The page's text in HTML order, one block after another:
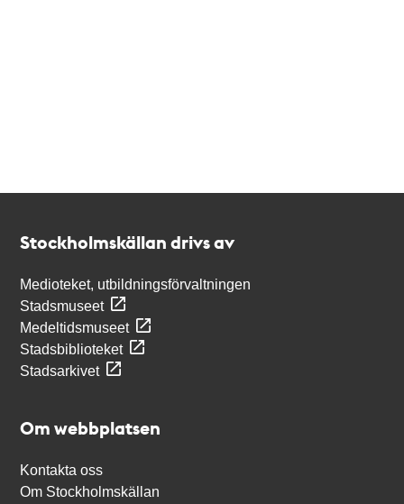
Stockholmskällan drivs av
Medioteket, utbildningsförvaltningen
Stadsmuseet
Medeltidsmuseet
Stadsbiblioteket
Stadsarkivet
Om webbplatsen
Kontakta oss
Om Stockholmskällan